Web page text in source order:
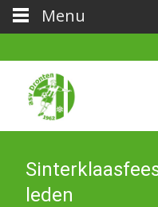
leden
Menu